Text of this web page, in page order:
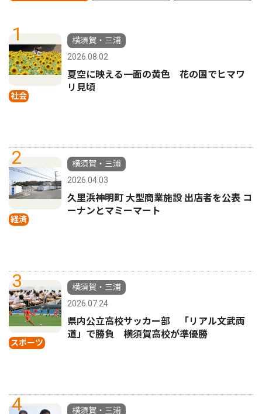
1
社会
横須賀・三浦
2026.08.02
夏空に映える一面の黄色 花の国でヒマワ
リ見頃
2
経済
横須賀・三浦
2026.04.03
久里浜神明町 大型商業施設 出店者を公表 コ
ーナンとマミーマート
3
スポーツ
横須賀・三浦
2026.07.24
県内公立高校サッカー部 「リアル文武両
道」で勝負 横須賀高校が準優勝
4
横須賀・三浦